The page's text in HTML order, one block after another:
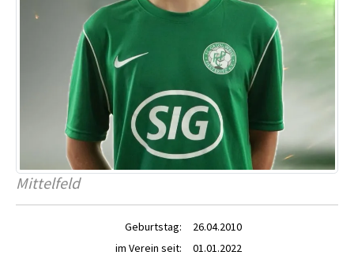
Mittelfeld
Geburtstag:
26.04.2010
im Verein seit:
01.01.2022